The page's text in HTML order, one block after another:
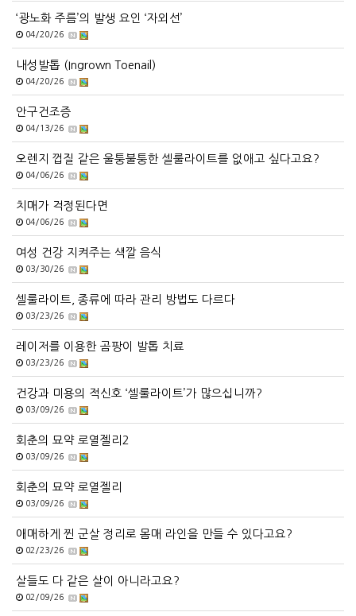
‘광노화 주름’의 발생 요인 ‘자외선’
04/20/26
내성발톱 (Ingrown Toenail)
04/20/26
안구건조증
04/13/26
오렌지 껍질 같은 울퉁불퉁한 셀룰라이트를 없애고 싶다고요?
04/06/26
치매가 걱정된다면
04/06/26
여성 건강 지켜주는 색깔 음식
03/30/26
셀룰라이트, 종류에 따라 관리 방법도 다르다
03/23/26
레이저를 이용한 곰팡이 발톱 치료
03/23/26
건강과 미용의 적신호 ‘셀룰라이트’가 많으십니까?
03/09/26
회춘의 묘약 로열젤리2
03/09/26
회춘의 묘약 로열젤리
03/09/26
애매하게 찐 군살 정리로 몸매 라인을 만들 수 있다고요?
02/23/26
살들도 다 같은 살이 아니라고요?
02/09/26